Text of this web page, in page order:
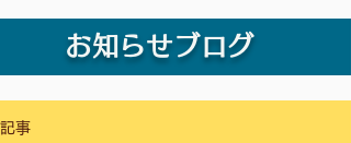
お知らせブログ
記事